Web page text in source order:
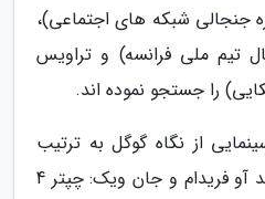
جنجالی شبکه های اجتماعی)،
تیم ملی فرانسه) و تراویس
را جستجو نموده اند.
از نگاه گوگل به ترتیب
باربی، اوپنهایمر، جوان، ساند آو فریدام و جان ویک: چپتر 4